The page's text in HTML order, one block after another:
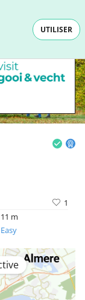
UTILISER
1
11 m
Easy